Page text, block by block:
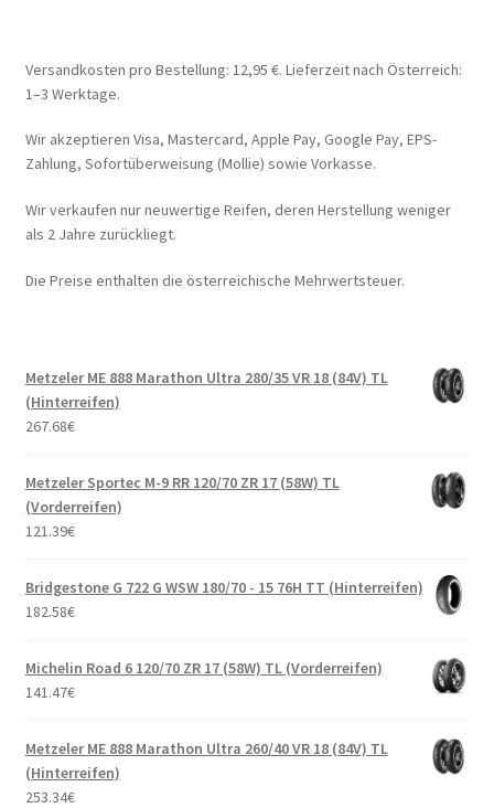
Versandkosten pro Bestellung: 12,95 €. Lieferzeit nach Österreich:
1–3 Werktage.
Wir akzeptieren Visa, Mastercard, Apple Pay, Google Pay, EPS-
Zahlung, Sofortüberweisung (Mollie) sowie Vorkasse.
Wir verkaufen nur neuwertige Reifen, deren Herstellung weniger
als 2 Jahre zurückliegt.
Die Preise enthalten die österreichische Mehrwertsteuer.
Metzeler ME 888 Marathon Ultra 280/35 VR 18 (84V) TL
(Hinterreifen)
267.68€
Metzeler Sportec M-9 RR 120/70 ZR 17 (58W) TL
(Vorderreifen)
121.39€
Bridgestone G 722 G WSW 180/70 - 15 76H TT (Hinterreifen)
182.58€
Michelin Road 6 120/70 ZR 17 (58W) TL (Vorderreifen)
141.47€
Metzeler ME 888 Marathon Ultra 260/40 VR 18 (84V) TL
(Hinterreifen)
253.34€